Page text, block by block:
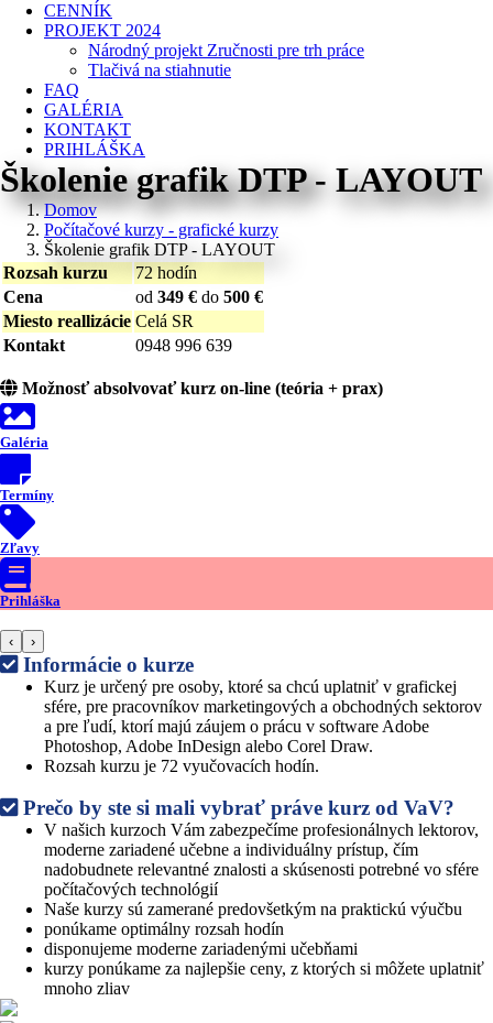
CENNÍK
PROJEKT 2024
Národný projekt Zručnosti pre trh práce
Tlačivá na stiahnutie
FAQ
GALÉRIA
KONTAKT
PRIHLÁŠKA
Školenie grafik DTP - LAYOUT
Domov
Počítačové kurzy - grafické kurzy
Školenie grafik DTP - LAYOUT
Rozsah kurzu
72 hodín
Cena
od 349 € do 500 €
Miesto reallizácie Celá SR
Kontakt
0948 996 639
Možnosť absolvovať kurz on-line (teória + prax)
Galéria
Termíny
Zľavy
Prihláška
‹ ›
Informácie o kurze
Kurz je určený pre osoby, ktoré sa chcú uplatniť v grafickej
sfére, pre pracovníkov marketingových a obchodných sektorov
a pre ľudí, ktorí majú záujem o prácu v software Adobe
Photoshop, Adobe InDesign alebo Corel Draw.
Rozsah kurzu je 72 vyučovacích hodín.
Prečo by ste si mali vybrať práve kurz od VaV?
V našich kurzoch Vám zabezpečíme profesionálnych lektorov,
moderne zariadené učebne a individuálny prístup, čím
nadobudnete relevantné znalosti a skúsenosti potrebné vo sfére
počítačových technológií
Naše kurzy sú zamerané predovšetkým na praktickú výučbu
ponúkame optimálny rozsah hodín
disponujeme moderne zariadenými učebňami
kurzy ponúkame za najlepšie ceny, z ktorých si môžete uplatniť
mnoho zliav